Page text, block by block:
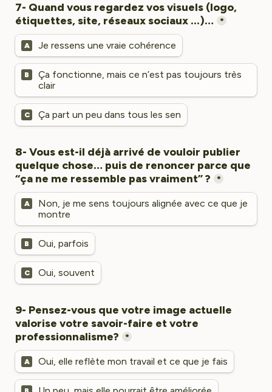
7- Quand vous regardez vos visuels (logo,
*
A Je ressens une vraie cohérence
B
Ça fonctionne, mais ce n’est pas toujours très
clair
C Ça part un peu dans tous les sen
8- Vous est-il déjà arrivé de vouloir publier
quelque chose… puis de renoncer parce que
*
A
Non, je me sens toujours alignée avec ce que je
montre
B Oui, parfois
C Oui, souvent
9- Pensez-vous que votre image actuelle
valorise votre savoir-faire et votre
*
A Oui, elle reflète mon travail et ce que je fais